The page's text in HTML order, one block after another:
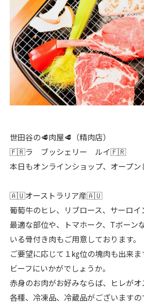
世田谷の🥩肉屋🥩（精肉店）
🇫🇷ラ ブッシェリー ルイ🇫🇷
本日もオンラインショップ、オープン
🇦🇺オーストラリア産🇦🇺
葡萄牛のヒレ、リブロース、サーロ
最適な部位や、トマホーク、Tボーン
いる骨付き肉もご用意しております。
ご要望に応じて１㎏位の塊肉も出来
ビーフにいかがでしょうか。
赤身のお肉がお好みならば、ヒレがオ
各種、冷凍品、冷蔵品がございますの